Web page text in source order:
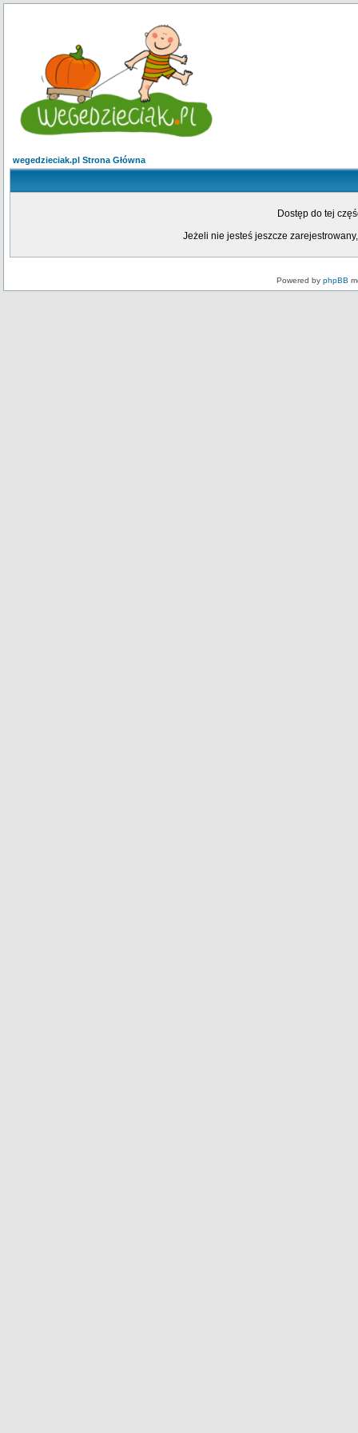
wegedzieciak.pl Strona Główna
Dostęp do tej
Jeżeli nie jesteś jeszcze
Powered by phpBB